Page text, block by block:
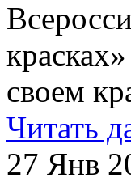
своем
Читать
27 Янв